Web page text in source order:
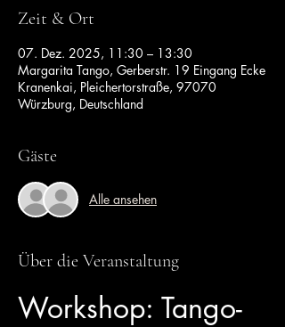
Zeit & Ort
07. Dez. 2025, 11:30 – 13:30
Margarita Tango, Gerberstr. 19 Eingang Ecke
Kranenkai, Pleichertorstraße, 97070
Würzburg, Deutschland
Gäste
Alle ansehen
Über die Veranstaltung
Workshop: Tango-